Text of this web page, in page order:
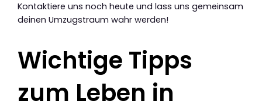
Kontaktiere uns noch heute und lass uns gemeinsam
deinen Umzugstraum wahr werden!
Wichtige Tipps
zum Leben in